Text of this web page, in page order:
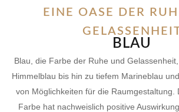
EINE OASE DER
BLAU
Blau, die Farbe der Ruhe und
Himmelblau bis hin zu tiefem Marineblau
von Möglichkeiten für die Raumgestaltung.
Farbe hat nachweislich positive